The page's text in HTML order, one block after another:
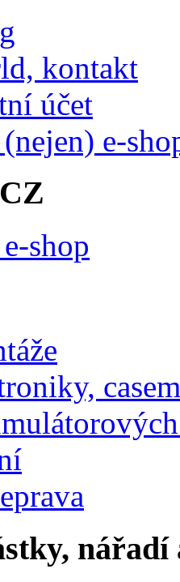
kontakt
účet
e-
shop
nářadí